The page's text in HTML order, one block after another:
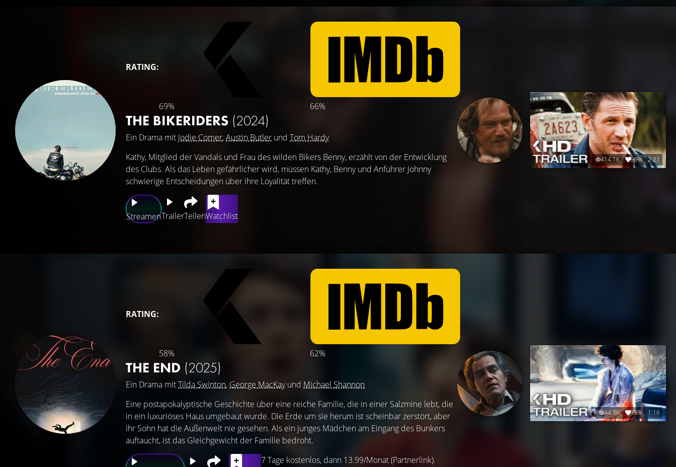
RATING:
69% 66%
THE BIKERIDERS (2024)
Ein Drama mit Jodie Comer,Austin Butler und Tom Hardy
StreamenTrailerTeilenWatchlist
Kathy, Mitglied der Vandals und Frau des wilden Bikers Benny, erzählt von der Entwicklung
des Clubs. Als das Leben gefährlicher wird, müssen Kathy, Benny und Anführer Johnny
schwierige Entscheidungen über ihre Loyalität treffen.
414.1K 99% 2:21
RATING:
58% 62%
THE END (2025)
Ein Drama mitTilda Swinton, George MacKayund Michael Shannon
7 Tage kostenlos, dann 13.99/Monat (Partnerlink).
Eine postapokalyptische Geschichte über eine reiche Familie, die in einer Salzmine lebt, die
in ein luxuriöses Haus umgebaut wurde. Die Erde um sie herum ist scheinbar zerstört, aber
ihr Sohn hat die Außenwelt nie gesehen. Als ein junges Mädchen am Eingang des Bunkers
auftaucht, ist das Gleichgewicht der Familie bedroht.
44.3K 78% 1:16